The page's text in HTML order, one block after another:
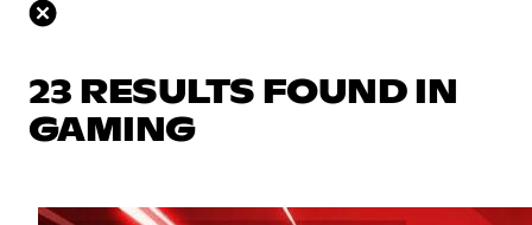
23 RESULTS FOUND IN
GAMING